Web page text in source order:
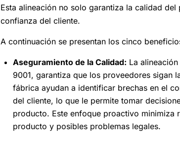
Esta alineación no solo garantiza la calidad
confianza del cliente.
A continuación se presentan los cinco
Aseguramiento de la Calidad: La
9001, garantiza que los proveedores sigan
fábrica ayudan a identificar brechas en el
del cliente, lo que le permite tomar
producto. Este enfoque proactivo minimiza
producto y posibles problemas legales.